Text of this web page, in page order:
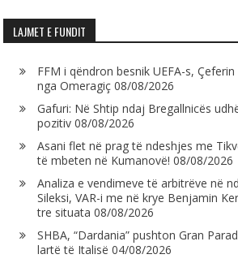
LAJMET E FUNDIT
FFM i qëndron besnik UEFA-s,
nga Omeragiç 08/08/2026
Gafuri: Në Shtip ndaj Bregallnicës
pozitiv 08/08/2026
Asani flet në prag të ndeshjes me
të mbeten në Kumanovë! 08/08/2026
Analiza e vendimeve të arbitrëve në
Sileksi, VAR-i me në krye Benjamin
tre situata 08/08/2026
SHBA, “Dardania” pushton Gran
lartë të Italisë 04/08/2026